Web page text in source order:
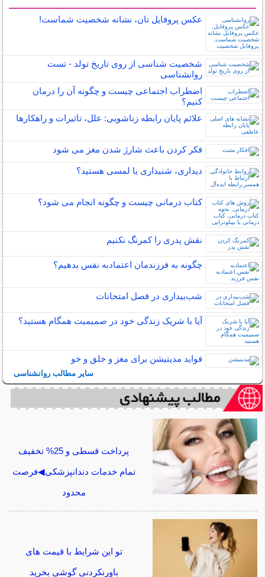
عكس پروفایل تان، نشانه شخصیت شماست!
شخصیت شناسی از روی تاریخ تولد - تست
روانشناسی
اضطراب اجتماعی چیست و چگونه آن را درمان
کنیم؟
علائم پایان رابطه زناشویی: علل، تاثیرات و راهکارها
فکر کردن باعث شارژ شدن مغز می شود
دیداری، شنیداری یا لمسی هستید؟
کتاب درمانی چیست و چگونه انجام می شود؟
نقش پدری را کمرنگ نکنیم
چگونه به فرزندمان اعتمادبه نفس بدهیم؟
شب‌بیداری در فصل امتحانات
آیا با شریک زندگی خود در صمیمیت همگام هستید؟
فواید مدیتیشن برای مغز و خلق و خو
سایر مطالب روانشناسی
پرداخت قسطی و 25% تخفیف
تمام خدمات دندانپزشکی◀فرصت
محدود
تو این شرایط با قیمت های
باورنکردنی گوشی بخرید